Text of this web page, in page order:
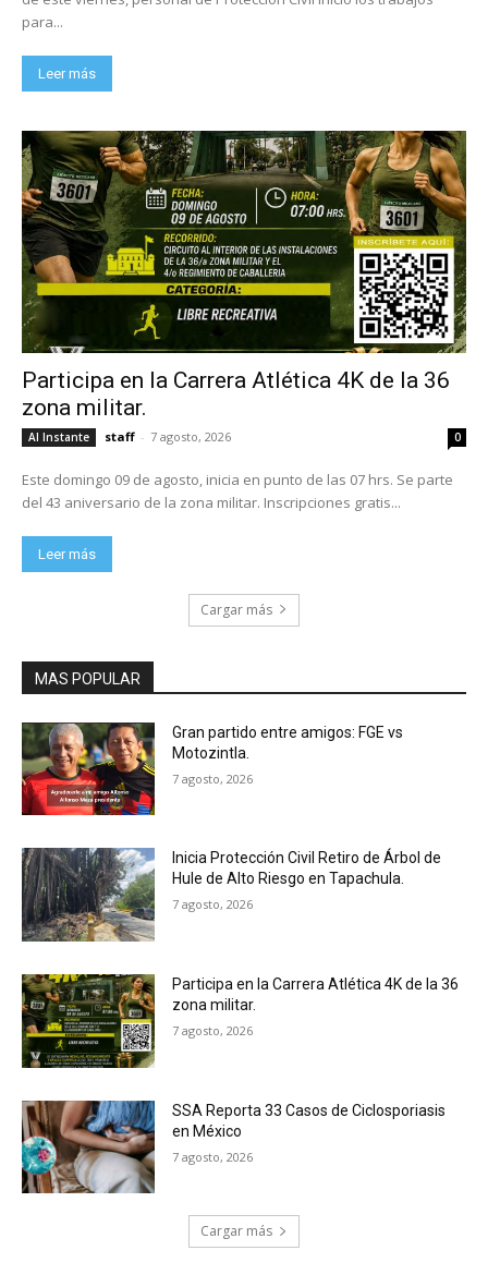
para...
Leer más
Participa en la Carrera Atlética 4K de la 36
zona militar.
Al Instante staff - 7 agosto, 2026 0
Este domingo 09 de agosto, inicia en punto de las 07 hrs. Se parte
del 43 aniversario de la zona militar. Inscripciones gratis...
Leer más
Cargar más
MAS POPULAR
Gran partido entre amigos: FGE vs
Motozintla.
7 agosto, 2026
Inicia Protección Civil Retiro de Árbol de
Hule de Alto Riesgo en Tapachula.
7 agosto, 2026
Participa en la Carrera Atlética 4K de la 36
zona militar.
7 agosto, 2026
SSA Reporta 33 Casos de Ciclosporiasis
en México
7 agosto, 2026
Cargar más